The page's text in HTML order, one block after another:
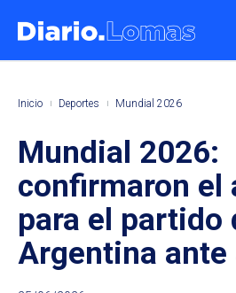
Inicio Deportes Mundial 2026
Mundial 2026:
confirmaron el
para el partido
Argentina